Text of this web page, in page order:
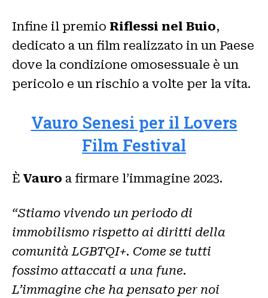
Infine il premio Riflessi nel Buio,
dedicato a un film realizzato in un Paese
dove la condizione omosessuale è un
pericolo e un rischio a volte per la vita.
Vauro Senesi per il Lovers
Film Festival
È Vauro a firmare l’immagine 2023.
“Stiamo vivendo un periodo di
immobilismo rispetto ai diritti della
comunità LGBTQI+. Come se tutti
fossimo attaccati a una fune.
L’immagine che ha pensato per noi